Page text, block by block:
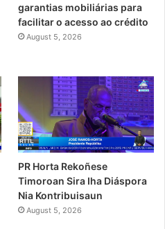
garantias mobiliárias para
facilitar o acesso ao crédito
August 5, 2026
PR Horta Rekoñese
Timoroan Sira Iha Diáspora
Nia Kontribuisaun
August 5, 2026